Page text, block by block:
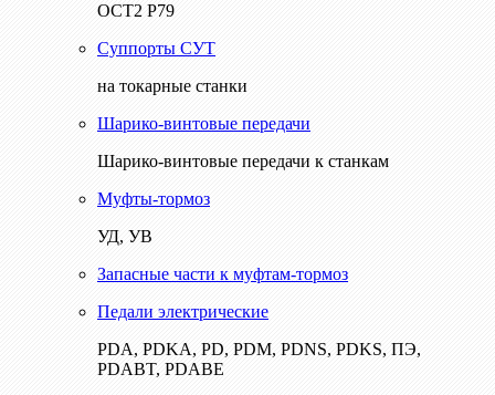
ОСТ2 Р79
Суппорты СУТ
на токарные станки
Шарико-винтовые передачи
Шарико-винтовые передачи к станкам
Муфты-тормоз
УД, УВ
Запасные части к муфтам-тормоз
Педали электрические
PDA, PDKA, PD, PDM, PDNS, PDKS, ПЭ,
PDABT, PDABE